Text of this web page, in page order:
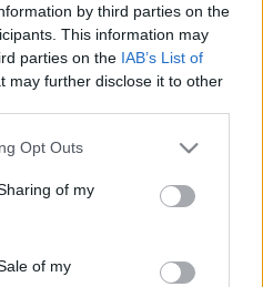
by third parties on the
This information may
parties on the IAB’s List of
may further disclose it to other
uses one or more Google
behaviour. You may click to
and its third-party tags to
purposes in below Google
Opt Outs
of my
of my
jelent az 5. blokk új
csökken a riasztás